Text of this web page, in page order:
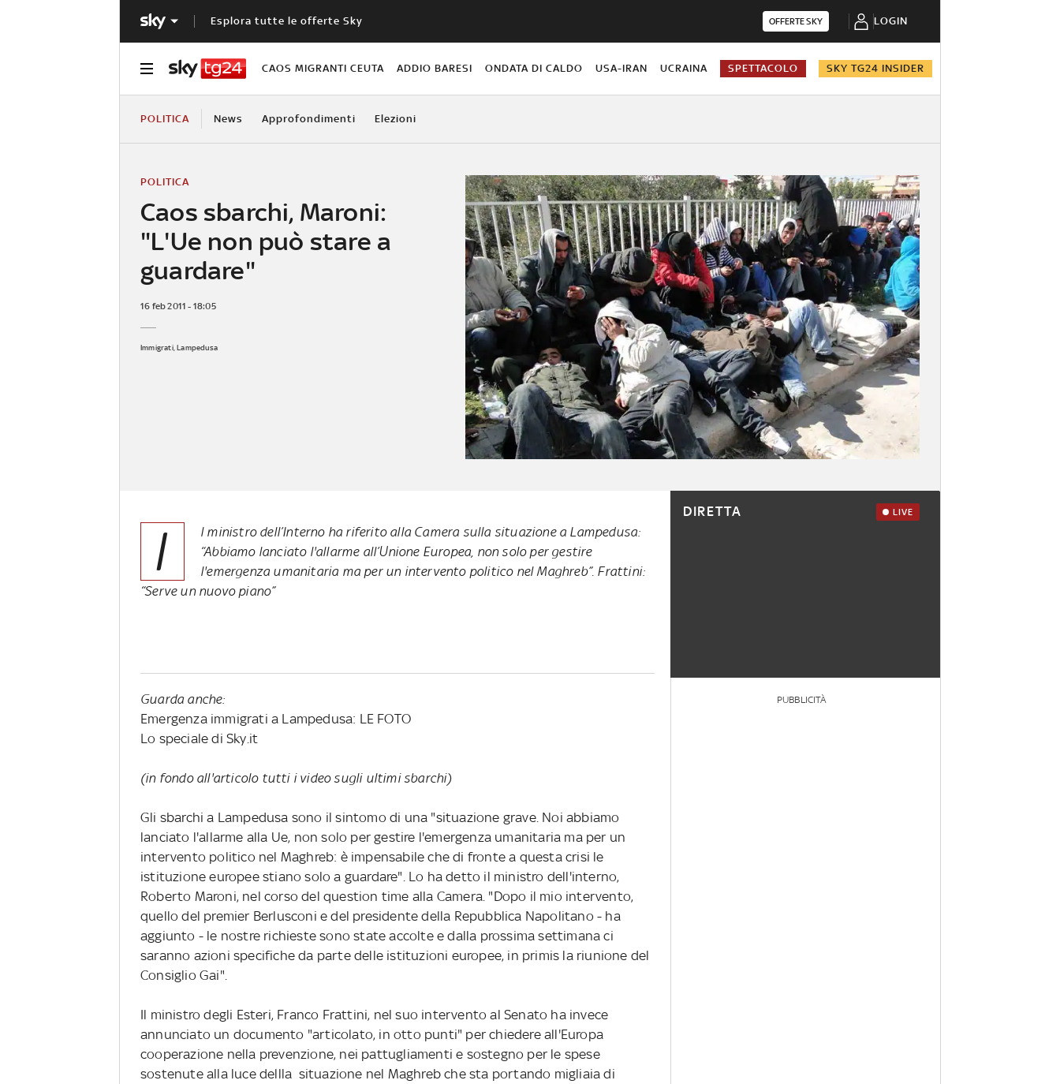
Esplora tutte le offerte Sky OFFERTE SKY LOGIN
CAOS MIGRANTI CEUTA ADDIO BARESI ONDATA DI CALDO USA-IRAN UCRAINA SPETTACOLO SKY TG24 INSIDER
POLITICA News Approfondimenti Elezioni
Caos sbarchi, Maroni:
"L'Ue non può stare a
guardare"
POLITICA
16 feb 2011 - 18:05
Immigrati, Lampedusa
I
l ministro dell’Interno ha riferito alla Camera sulla situazione a Lampedusa:
“Abbiamo lanciato l'allarme all’Unione Europea, non solo per gestire
l'emergenza umanitaria ma per un intervento politico nel Maghreb”. Frattini:
“Serve un nuovo piano”
Guarda anche:
Emergenza immigrati a Lampedusa: LE FOTO
Lo speciale di Sky.it
(in fondo all'articolo tutti i video sugli ultimi sbarchi)
Gli sbarchi a Lampedusa sono il sintomo di una "situazione grave. Noi abbiamo
lanciato l'allarme alla Ue, non solo per gestire l'emergenza umanitaria ma per un
intervento politico nel Maghreb: è impensabile che di fronte a questa crisi le
istituzione europee stiano solo a guardare". Lo ha detto il ministro dell'interno,
Roberto Maroni, nel corso del question time alla Camera. "Dopo il mio intervento,
quello del premier Berlusconi e del presidente della Repubblica Napolitano - ha
aggiunto - le nostre richieste sono state accolte e dalla prossima settimana ci
saranno azioni specifiche da parte delle istituzioni europee, in primis la riunione del
Consiglio Gai".
Il ministro degli Esteri, Franco Frattini, nel suo intervento al Senato ha invece
annunciato un documento "articolato, in otto punti" per chiedere all'Europa
cooperazione nella prevenzione, nei pattugliamenti e sostegno per le spese
sostenute alla luce dellla situazione nel Maghreb che sta portando migliaia di
DIRETTA LIVE
PUBBLICITÀ